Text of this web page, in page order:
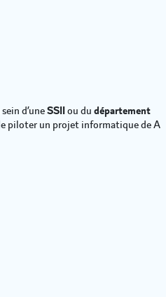
d’uneSSIIou du département
piloter un projet informatique de A